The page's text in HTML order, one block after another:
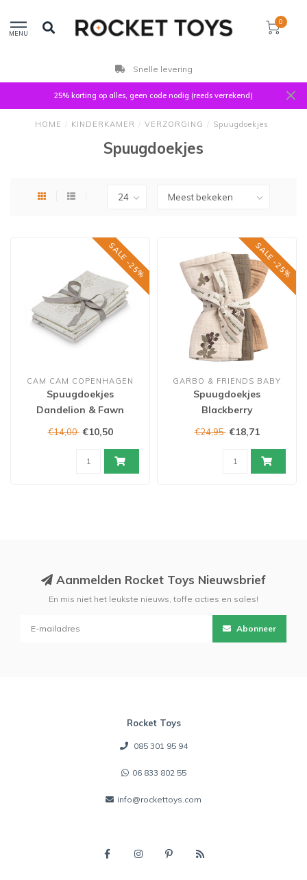
MENU
0
Snelle levering
25% korting op alles, geen code nodig (reeds verrekend)
HOME / KINDERKAMER / VERZORGING / Spuugdoekjes
Spuugdoekjes
SALE -25%
CAM CAM COPENHAGEN
Spuugdoekjes
Dandelion & Fawn
€14,00 €10,50
SALE -25%
GARBO & FRIENDS BABY
Spuugdoekjes
Blackberry
€24,95 €18,71
Aanmelden Rocket Toys Nieuwsbrief
En mis niet het leukste nieuws, toffe acties en sales!
Abonneer
Rocket Toys
085 301 95 94
06 833 802 55
info@rockettoys.com